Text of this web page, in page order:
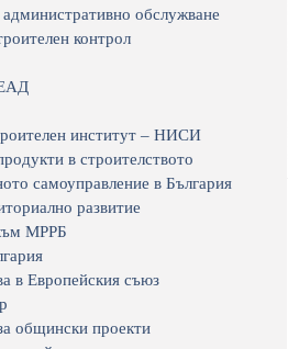
обслужване
контрол
институт – НИСИ
в строителството
самоуправление в България
развитие
МРРБ
в Европейския съюз
общински проекти